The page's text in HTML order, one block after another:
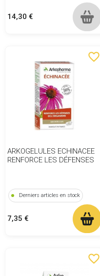
Prix
14,30 €
favorite_border
ARKOGELULES ECHINACEE
RENFORCE LES DÉFENSES
Derniers articles en stock
Prix
7,35 €
favorite_border